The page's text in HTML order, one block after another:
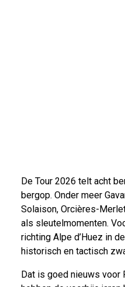
De Tour 2026 telt acht
bergop. Onder meer
Solaison, Orcières-
als sleutelmomenten.
richting Alpe d’Huez in
historisch en tactisch
Dat is goed nieuws voor